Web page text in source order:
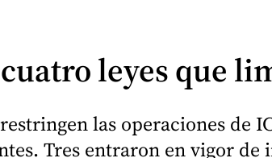
leyes que
las operaciones de
Tres entraron en vigor de